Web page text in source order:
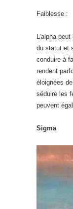
Faiblesse :
L’alpha
du statut et
conduire à
rendent
éloignées
séduire les
peuvent
Sigma